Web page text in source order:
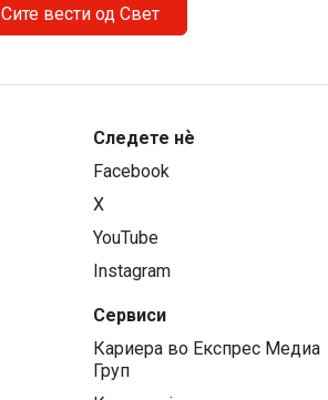
Сите вести од Свет
Следете нѐ
Facebook
X
YouTube
Instagram
Сервиси
Кариера во Експрес Медиа
Груп